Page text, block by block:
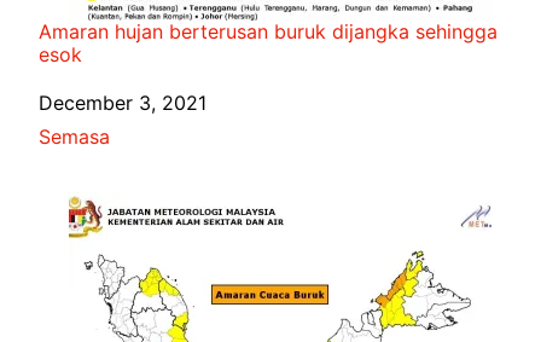
Amaran hujan berterusan buruk dijangka sehingga
esok
Date
December 3, 2021
In relation to
Semasa